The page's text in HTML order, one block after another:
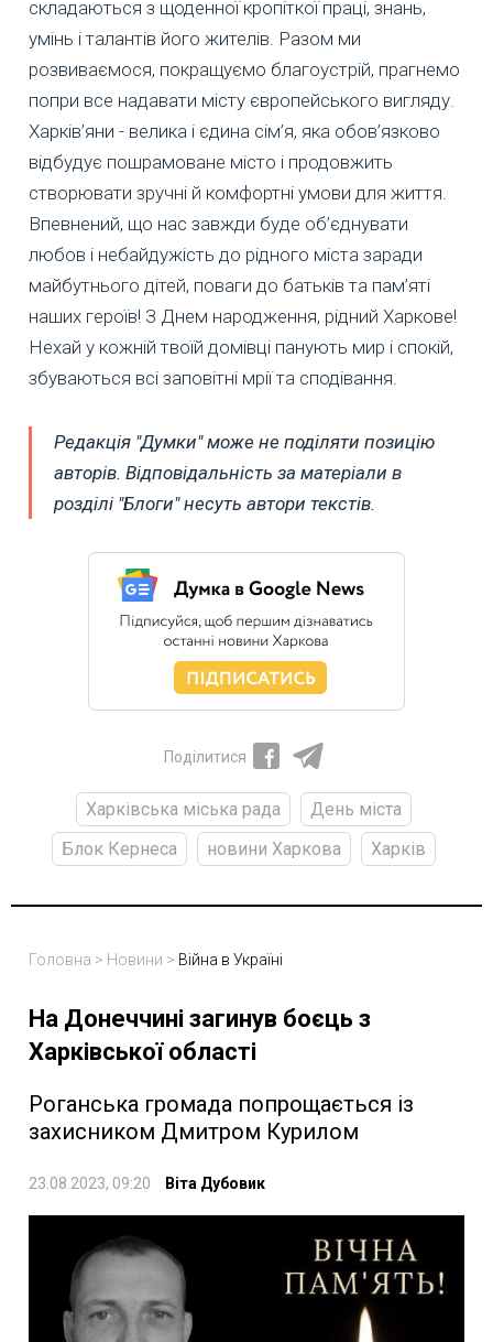
складаються з щоденної кропіткої праці, знань,
умінь і талантів його жителів. Разом ми
розвиваємося, покращуємо благоустрій, прагнемо
попри все надавати місту європейського вигляду.
Харків’яни - велика і єдина сім’я, яка обов’язково
відбудує пошрамоване місто і продовжить
створювати зручні й комфортні умови для життя.
Впевнений, що нас завжди буде об’єднувати
любов і небайдужість до рідного міста заради
майбутнього дітей, поваги до батьків та пам’яті
наших героїв! З Днем народження, рідний Харкове!
Нехай у кожній твоїй домівці панують мир і спокій,
збуваються всі заповітні мрії та сподівання.
Редакція "Думки" може не поділяти позицію
авторів. Відповідальність за матеріали в
розділі "Блоги" несуть автори текстів.
Поділитися
Харківська міська рада
День міста
Блок Кернеса
новини Харкова Харків
Головна > Новини > Війна в Україні
На Донеччині загинув боєць з
Харківської області
Роганська громада попрощається із
захисником Дмитром Курилом
23.08.2023, 09:20 Віта Дубовик